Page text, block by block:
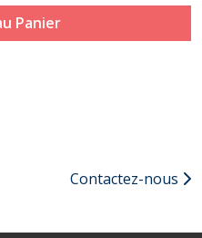
Panier
Contactez-nous